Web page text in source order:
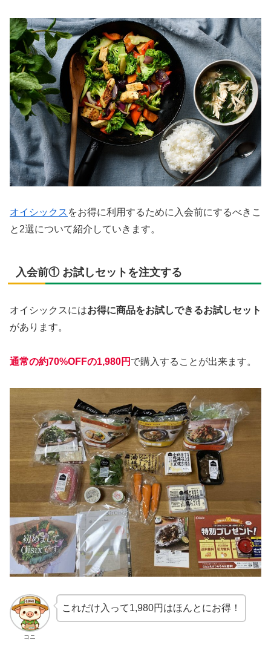
オイシックス をお得に利用するために入会前にするべきこ
と2選について紹介していきます。
入会前① お試しセットを注文する
オイシックスにはお得に商品をお試しできるお試しセット
があります。
通常の約70%OFFの1,980円 で購入することが出来ます。
コニ
これだけ入って1,980円はほんとにお得！